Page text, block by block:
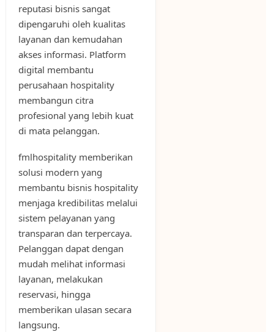
reputasi bisnis sangat
dipengaruhi oleh kualitas
layanan dan kemudahan
akses informasi. Platform
digital membantu
perusahaan hospitality
membangun citra
profesional yang lebih kuat
di mata pelanggan.
fmlhospitality memberikan
solusi modern yang
membantu bisnis hospitality
menjaga kredibilitas melalui
sistem pelayanan yang
transparan dan terpercaya.
Pelanggan dapat dengan
mudah melihat informasi
layanan, melakukan
reservasi, hingga
memberikan ulasan secara
langsung.